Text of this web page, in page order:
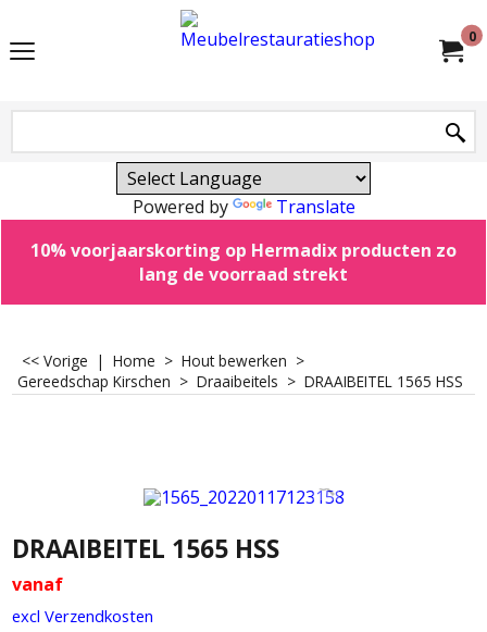
0
Powered by
Translate
10% voorjaarskorting op Hermadix producten zo
lang de voorraad strekt
<< Vorige | Home > Hout bewerken >
Gereedschap Kirschen > Draaibeitels > DRAAIBEITEL 1565 HSS
DRAAIBEITEL 1565 HSS
vanaf
excl Verzendkosten